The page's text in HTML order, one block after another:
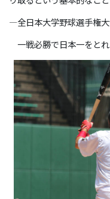
―全日本大学野球選手権
一戦必勝で日本一をと